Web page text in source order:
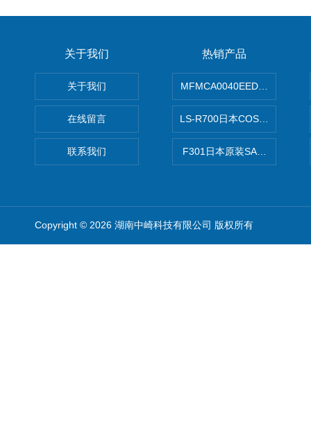
关于我们
关于我们
在线留言
联系我们
热销产品
MFMCA0040EED-H日本
LS-R700日本COSMO科斯莫
F301日本原装SANAI三爱旋
Copyright © 2026 湖南中崎科技有限公司 版权所有